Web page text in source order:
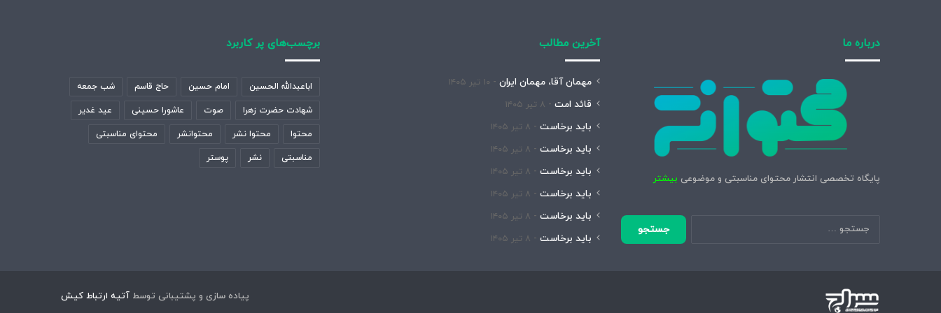
درباره ما
پایگاه تخصصی انتشار محتوای مناسبتی و موضوعی بیشتر
جستجو
برای:
آخرین مطالب
مهمان آقا، مهمان ایران ۱۰ تیر ۱۴۰۵
قائد امت ۸ تیر ۱۴۰۵
باید برخاست ۸ تیر ۱۴۰۵
باید برخاست ۸ تیر ۱۴۰۵
باید برخاست ۸ تیر ۱۴۰۵
باید برخاست ۸ تیر ۱۴۰۵
باید برخاست ۸ تیر ۱۴۰۵
باید برخاست ۸ تیر ۱۴۰۵
برچسب‌های پر کاربرد
اباعبدالله الحسین امام حسین حاج قاسم شب جمعه
شهادت حضرت زهرا صوت عاشورا حسینی عید غدیر
محتوا محتوا نشر محتوانشر محتوای مناسبتی
مناسبتی نشر پوستر
پیاده سازی و پشتیبانی توسط آتیه ارتباط کیش